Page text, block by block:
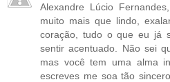
Alexandre Lúcio
muito mais que lindo,
coração, tudo o que eu já
sentir acentuado. Não sei
mas você tem uma alma
escreves me soa tão